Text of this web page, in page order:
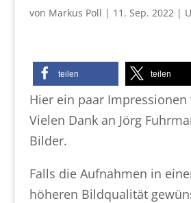
von Markus Poll | 11. Sep. 2022|
teilen teilen
Hier ein paar Impressionen
Vielen Dank an Jörg
Bilder.
Falls die Aufnahmen in
höheren Bildqualität